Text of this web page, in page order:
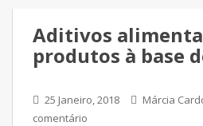
Aditivos
produtos à base
25 Janeiro, 2018 Márcia
comentário